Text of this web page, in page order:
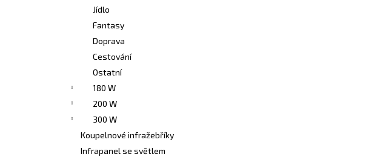
Jídlo
Fantasy
Doprava
Cestování
Ostatní
180 W
200 W
300 W
Koupelnové infražebříky
Infrapanel se světlem